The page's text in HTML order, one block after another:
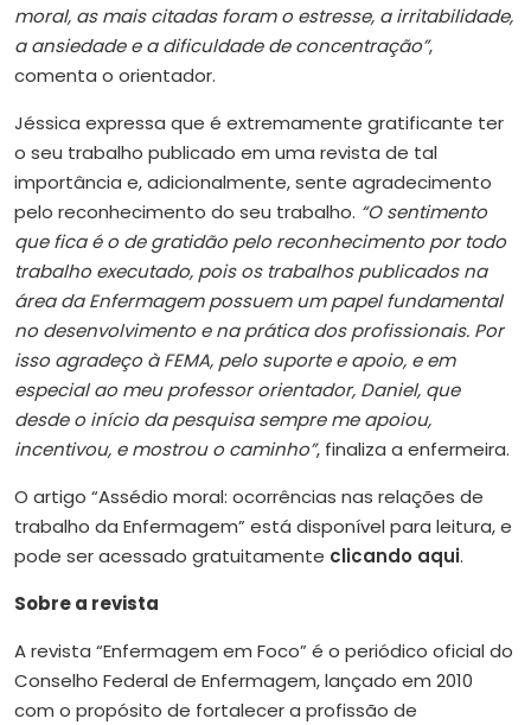
moral, as mais citadas foram o estresse, a irritabilidade,
a ansiedade e a dificuldade de concentração”,
comenta o orientador.
Jéssica expressa que é extremamente gratificante ter
o seu trabalho publicado em uma revista de tal
importância e, adicionalmente, sente agradecimento
pelo reconhecimento do seu trabalho. “O sentimento
que fica é o de gratidão pelo reconhecimento por todo
trabalho executado, pois os trabalhos publicados na
área da Enfermagem possuem um papel fundamental
no desenvolvimento e na prática dos profissionais. Por
isso agradeço à FEMA, pelo suporte e apoio, e em
especial ao meu professor orientador, Daniel, que
desde o início da pesquisa sempre me apoiou,
incentivou, e mostrou o caminho”, finaliza a enfermeira.
O artigo “Assédio moral: ocorrências nas relações de
trabalho da Enfermagem” está disponível para leitura, e
pode ser acessado gratuitamente clicando aqui.
Sobre a revista
A revista “Enfermagem em Foco” é o periódico oficial do
Conselho Federal de Enfermagem, lançado em 2010
com o propósito de fortalecer a profissão de